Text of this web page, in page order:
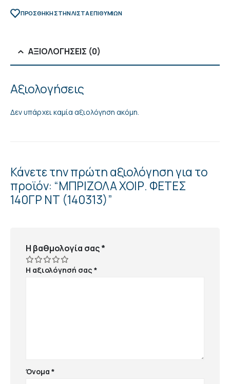
ΠΡΌΣΘΉΚΗ ΣΤΗΝ ΛΊΣΤΑ ΕΠΙΘΥΜΙΏΝ
ΑΞΙΟΛΟΓΉΣΕΙΣ (0)
Αξιολογήσεις
Δεν υπάρχει καμία αξιολόγηση ακόμη.
Κάνετε την πρώτη αξιολόγηση για το
προϊόν: “ΜΠΡΙΖΟΛΑ ΧΟΙΡ. ΦΕΤΕΣ
140ΓΡ ΝΤ (140313)”
Η βαθμολογία σας*
Η αξιολόγησή σας*
Όνομα*